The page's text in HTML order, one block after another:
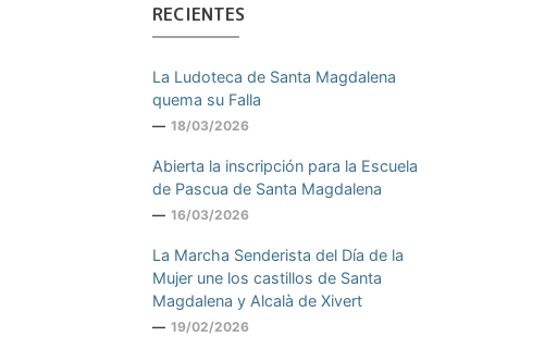
RECIENTES
La Ludoteca de Santa Magdalena
quema su Falla
18/03/2026
Abierta la inscripción para la Escuela
de Pascua de Santa Magdalena
16/03/2026
La Marcha Senderista del Día de la
Mujer une los castillos de Santa
Magdalena y Alcalà de Xivert
19/02/2026